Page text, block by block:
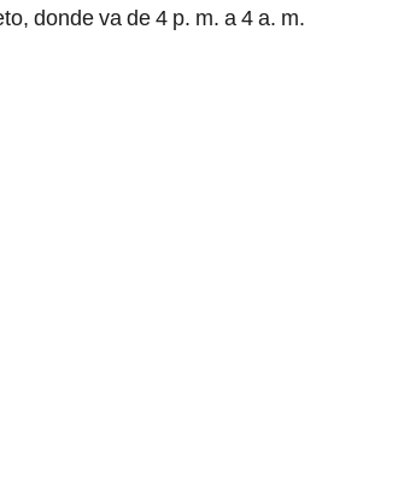
donde va de 4 p. m. a 4 a. m.